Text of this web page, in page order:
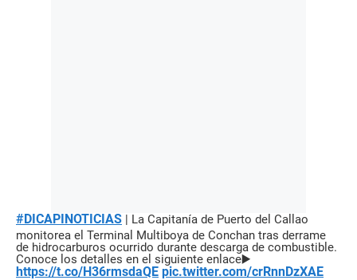
#DICAPINOTICIAS | La Capitanía de Puerto del Callao
monitorea el Terminal Multiboya de Conchan tras derrame
de hidrocarburos ocurrido durante descarga de combustible.
Conoce los detalles en el siguiente enlace▶️
https://t.co/H36rmsdaQE pic.twitter.com/crRnnDzXAE